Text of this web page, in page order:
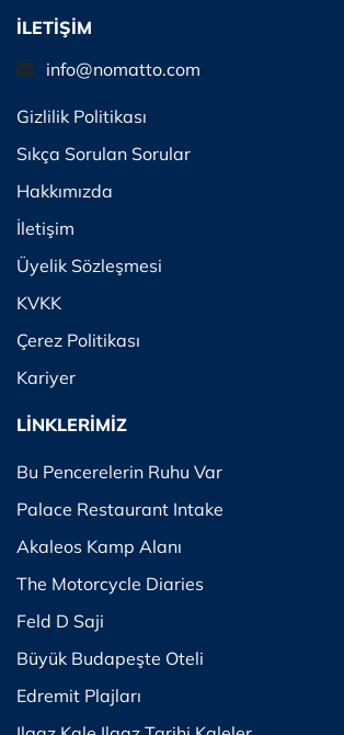
İLETİŞİM
info@nomatto.com
Gizlilik Politikası
Sıkça Sorulan Sorular
Hakkımızda
İletişim
Üyelik Sözleşmesi
KVKK
Çerez Politikası
Kariyer
LİNKLERİMİZ
Bu Pencerelerin Ruhu Var
Palace Restaurant Intake
Akaleos Kamp Alanı
The Motorcycle Diaries
Feld D Saji
Büyük Budapeşte Oteli
Edremit Plajları